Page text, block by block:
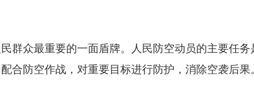
众最重要的一面盾牌。人民防空动员的主要任务
合防空作战，对重要目标进行防护，消除空袭后果